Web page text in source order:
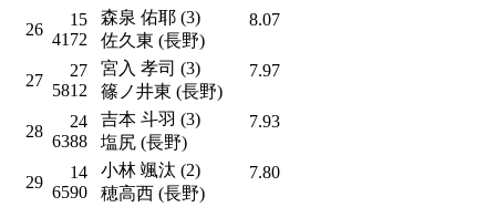
26
15
4172
森泉 佑耶 (3)
佐久東 (長野)
8.07
27
27
5812
宮入 孝司 (3)
篠ノ井東 (長野)
7.97
28
24
6388
吉本 斗羽 (3)
塩尻 (長野)
7.93
29
14
6590
小林 颯汰 (2)
穂高西 (長野)
7.80